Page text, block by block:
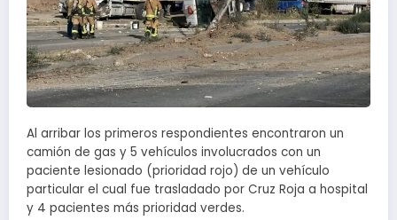
Al arribar los primeros respondientes encontraron un
camión de gas y 5 vehículos involucrados con un
paciente lesionado (prioridad rojo) de un vehículo
particular el cual fue trasladado por Cruz Roja a hospital
y 4 pacientes más prioridad verdes.